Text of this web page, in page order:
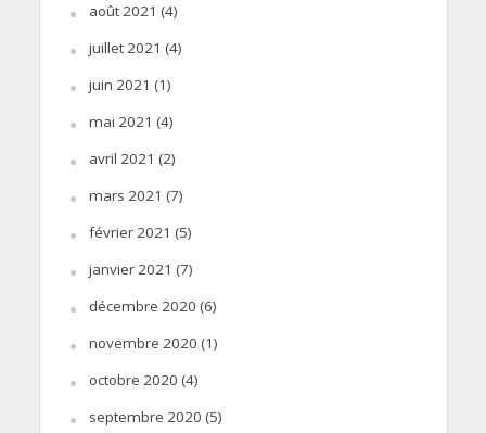
août 2021 (4)
juillet 2021 (4)
juin 2021 (1)
mai 2021 (4)
avril 2021 (2)
mars 2021 (7)
février 2021 (5)
janvier 2021 (7)
décembre 2020 (6)
novembre 2020 (1)
octobre 2020 (4)
septembre 2020 (5)